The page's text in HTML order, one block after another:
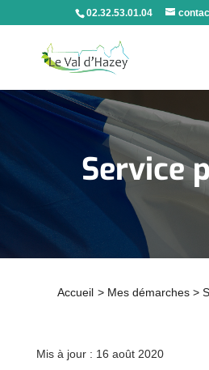
02.32.53.01.04
Service
Accueil > Mes démarches >
Mis à jour : 16 août 2020